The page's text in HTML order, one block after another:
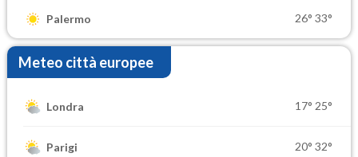
Palermo 26° 33°
Meteo città europee
Londra 17° 25°
Parigi 20° 32°